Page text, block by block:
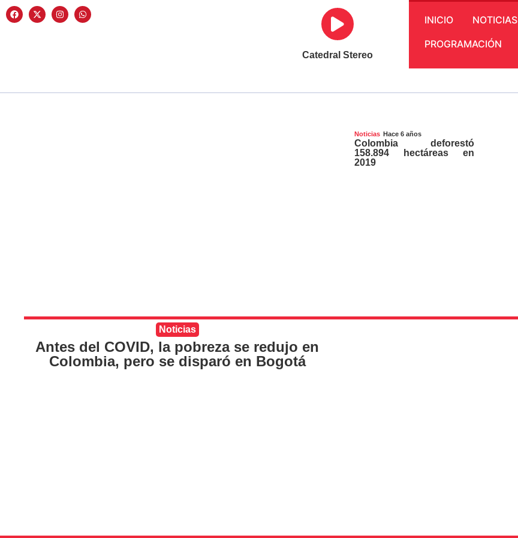
Catedral Stereo
INICIO NOTICIAS
PROGRAMACIÓN
Noticias
Antes del COVID, la pobreza se redujo en
Colombia, pero se disparó en Bogotá
Noticias Hace 6 años
Colombia deforestó
158.894 hectáreas en
2019